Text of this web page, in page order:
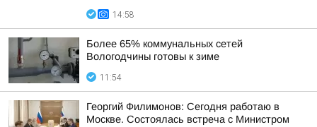
14:58
Более 65% коммунальных сетей
Вологодчины готовы к зиме
11:54
Георгий Филимонов: Сегодня работаю в
Москве. Состоялась встреча с Министром